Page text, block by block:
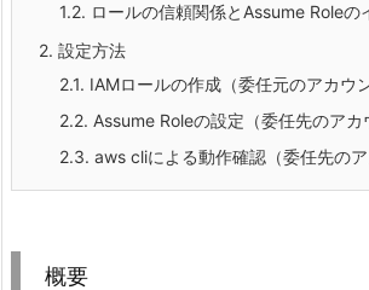
1.2. ロールの信頼関係とAssume Roleの
2. 設定方法
2.1. IAMロールの作成（委任元のアカウ
2.2. Assume Roleの設定（委任先のアカ
2.3. aws cliによる動作確認（委任先のア
概要